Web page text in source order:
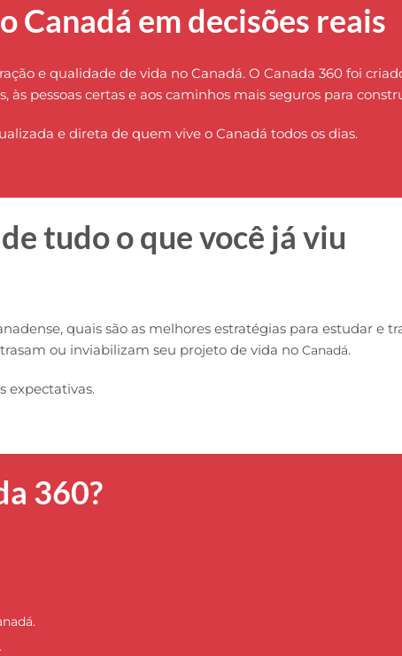
Canadá em decisões reais
e qualidade de vida no Canadá. O Canada 360 foi
pessoas certas e aos caminhos mais seguros para
e direta de quem vive o Canadá todos os dias.
tudo o que você já viu
quais são as melhores estratégias para estudar e
ou inviabilizam seu projeto de vida no Canadá.
expectativas.
360?